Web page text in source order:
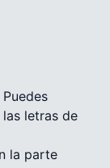
letras de
la parte